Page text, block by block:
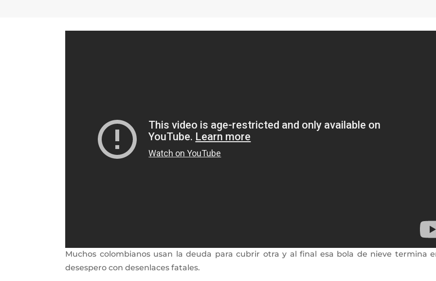
Muchos colombianos usan la deuda para cubrir otra y al final esa bola de nieve termina
desespero con desenlaces fatales.